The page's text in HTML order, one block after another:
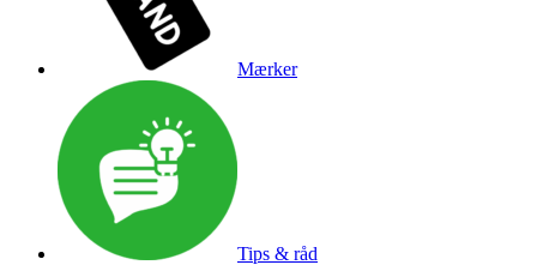
Mærker
Tips & råd